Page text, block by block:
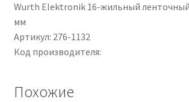
Con
terminazione
Wurth Elektronik 16-жильный
мм
Артикул: 276-1132
Код производителя:
Похожие